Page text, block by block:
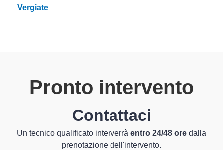
Vergiate
Pronto intervento
Contattaci
Un tecnico qualificato interverrà entro 24/48 ore dalla
prenotazione dell'intervento.